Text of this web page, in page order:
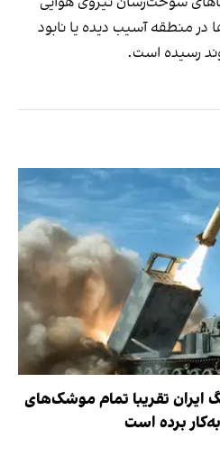
در منطقه آسیب دیده یا نابود
رسیده است.
ایران تقریبا تمام موشک‌های
برده است